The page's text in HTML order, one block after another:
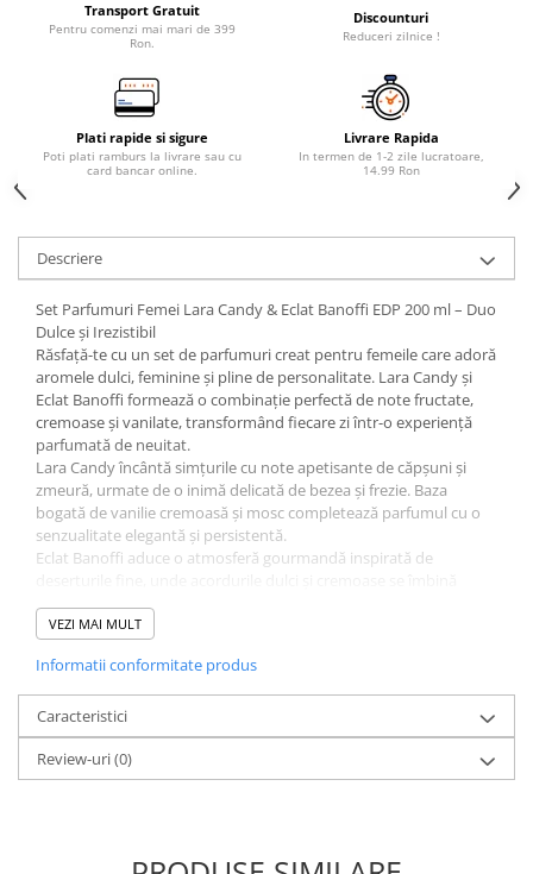
Transport Gratuit
Pentru comenzi mai mari de 399
Ron.
Discounturi
Reduceri zilnice !
Plati rapide si sigure
Poti plati ramburs la livrare sau cu
card bancar online.
Livrare Rapida
In termen de 1-2 zile lucratoare,
14.99 Ron
Descriere
Set Parfumuri Femei Lara Candy & Eclat Banoffi EDP 200 ml – Duo
Dulce și Irezistibil
Răsfață-te cu un set de parfumuri creat pentru femeile care adoră
aromele dulci, feminine și pline de personalitate. Lara Candy și
Eclat Banoffi formează o combinație perfectă de note fructate,
cremoase și vanilate, transformând fiecare zi într-o experiență
parfumată de neuitat.
Lara Candy încântă simțurile cu note apetisante de căpșuni și
zmeură, urmate de o inimă delicată de bezea și frezie. Baza
bogată de vanilie cremoasă și mosc completează parfumul cu o
senzualitate elegantă și persistentă.
Eclat Banoffi aduce o atmosferă gourmandă inspirată de
armonios cu vanilia și notele calde, oferind un parfum
reconfortant, rafinat și extrem de plăcut.
• Două parfumuri complementare într-un singur set;
• Arome dulci, feminine și moderne;
• Potrivite pentru utilizare zilnică sau ocazii speciale;
• Persistență foarte bună datorită concentrației Eau de Parfum;
• Flacoane elegante de 100 ml fiecare;
• Ideal pentru femeile care apreciază parfumurile gourmande;
VEZI MAI MULT
Informatii conformitate produs
Caracteristici
Review-uri(0)